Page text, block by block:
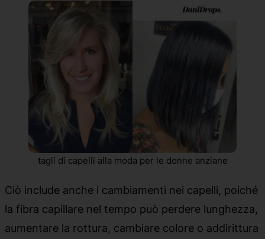
tagli di capelli alla moda per le donne anziane
Ciò include anche i cambiamenti nei capelli, poiché
la fibra capillare nel tempo può perdere lunghezza,
aumentare la rottura, cambiare colore o addirittura